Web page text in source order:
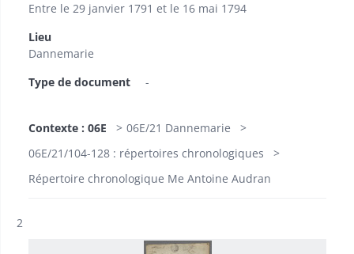
Entre le 29 janvier 1791 et le 16 mai 1794
Lieu
Dannemarie
Type de document
-
Contexte : 06E
06E/21 Dannemarie
06E/21/104-128 : répertoires chronologiques
Répertoire chronologique Me Antoine Audran
Résultat n°
2